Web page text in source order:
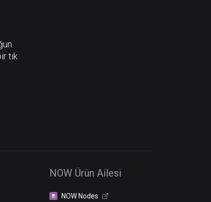
tık
NOW Ürün Ailesi
NOW Nodes